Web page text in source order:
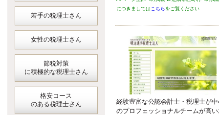
若手の税理士さん
女性の税理士さん
節税対策
に積極的な税理士さん
格安コース
のある税理士さん
につきましては こちらをご覧ください
経験豊富な公認会計士・税理士が
のプロフェッショナルチームが高